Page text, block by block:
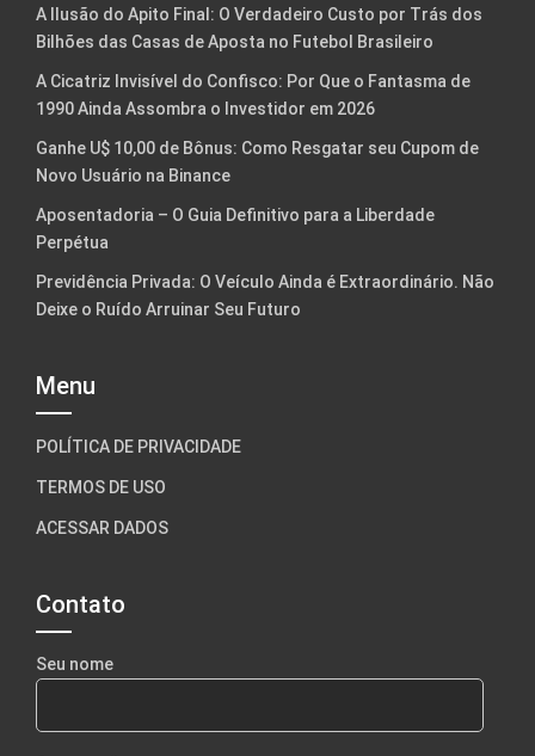
A Ilusão do Apito Final: O Verdadeiro Custo por Trás dos
Bilhões das Casas de Aposta no Futebol Brasileiro
A Cicatriz Invisível do Confisco: Por Que o Fantasma de
1990 Ainda Assombra o Investidor em 2026
Ganhe U$ 10,00 de Bônus: Como Resgatar seu Cupom de
Novo Usuário na Binance
Aposentadoria – O Guia Definitivo para a Liberdade
Perpétua
Previdência Privada: O Veículo Ainda é Extraordinário. Não
Deixe o Ruído Arruinar Seu Futuro
Menu
POLÍTICA DE PRIVACIDADE
TERMOS DE USO
ACESSAR DADOS
Contato
Seu nome